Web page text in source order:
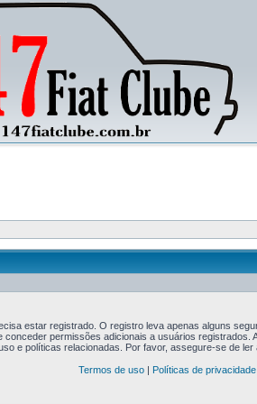
estar registrado. O registro leva apenas alguns
conceder permissões adicionais a usuários registrados.
e políticas relacionadas. Por favor, assegure-se de
Termos de uso | Políticas de privacidade